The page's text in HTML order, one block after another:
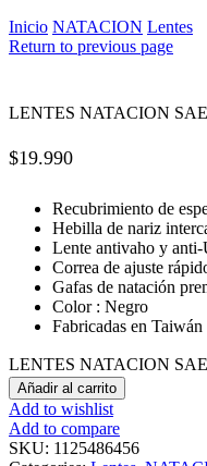
Inicio NATACION Lentes
Return to previous page
LENTES NATACION
$19.990
Recubrimiento de
Hebilla de nariz
Lente antivaho y
Correa de ajuste
Gafas de natación
Color : Negro
Fabricadas en Taiwán
LENTES NATACION
Añadir al carrito
Add to wishlist
Add to compare
SKU: 1125486456